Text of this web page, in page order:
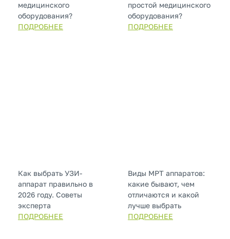
медицинского
оборудования?
ПОДРОБНЕЕ
простой медицинского
оборудования?
ПОДРОБНЕЕ
Как выбрать УЗИ-
аппарат правильно в
2026 году. Советы
эксперта
ПОДРОБНЕЕ
Виды МРТ аппаратов:
какие бывают, чем
отличаются и какой
лучше выбрать
ПОДРОБНЕЕ